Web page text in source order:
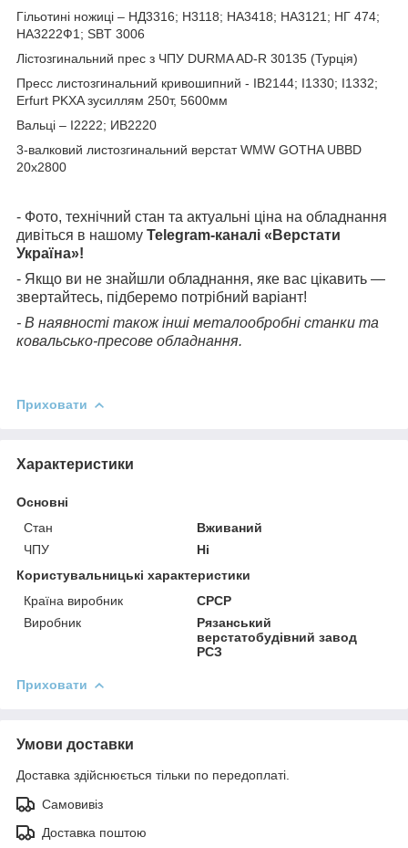
Гільотині ножиці – НД3316; Н3118; НА3418; НА3121; НГ 474;
НА3222Ф1; SBT 3006
Лістозгинальний прес з ЧПУ DURMA AD-R 30135 (Турція)
Пресс листозгинальний кривошипний - ІВ2144; І1330; І1332;
Erfurt PKXA зусиллям 250т, 5600мм
Вальці – І2222; ИВ2220
3-валковий листозгинальний верстат WMW GOTHA UBBD
20х2800
- Фото, технічний стан та актуальні ціна на обладнання
дивіться в нашому Telegram-каналі «Верстати
Україна»!
- Якщо ви не знайшли обладнання, яке вас цікавить —
звертайтесь, підберемо потрібний варіант!
- В наявності також інші металообробні станки та
ковальсько-пресове обладнання.
Приховати
Характеристики
Основні
Стан
Вживаний
ЧПУ
Ні
Користувальницькі характеристики
Країна виробник
СРСР
Виробник
Рязанський
верстатобудівний завод
РСЗ
Приховати
Умови доставки
Доставка здійснюється тільки по передоплаті.
Самовивіз
Доставка поштою